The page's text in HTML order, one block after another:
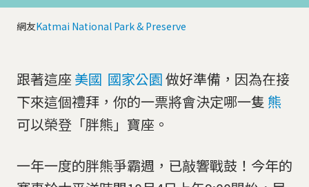
網友Katmai National Park & Preserve
跟著這座 美國 國家公園做好準備，因為在接
下來這個禮拜，你的一票將會決定哪一隻 熊
可以榮登「胖熊」寶座。
一年一度的胖熊爭霸週，已敲響戰鼓！今年的